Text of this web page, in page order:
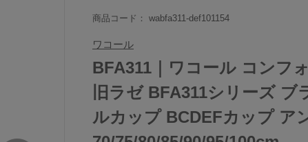
商品コード： wabfa311-def101154
ワコール
BFA311｜ワコール コンフ
旧ラゼ BFA311シリーズ ブ
ルカップ BCDEFカップ ア